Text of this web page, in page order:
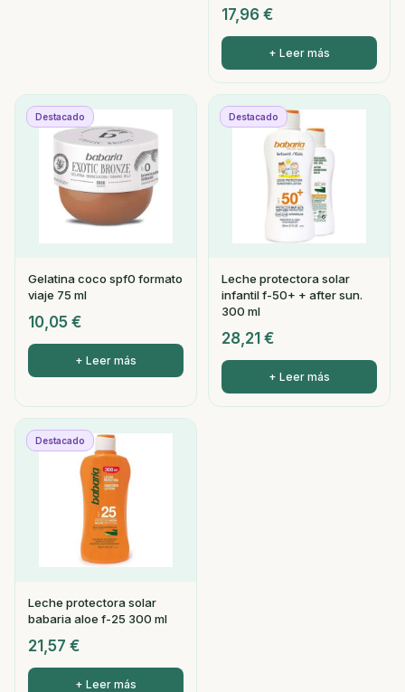
17,96 €
+ Leer más
Destacado
Gelatina coco spf0 formato
viaje 75 ml
10,05 €
+ Leer más
Destacado
Leche protectora solar
infantil f-50+ + after sun.
300 ml
28,21 €
+ Leer más
Destacado
Leche protectora solar
babaria aloe f-25 300 ml
21,57 €
+ Leer más